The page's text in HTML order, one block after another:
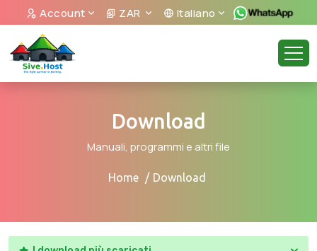
Account ZAR Italiano
Download
Manuali, programmi e altri file
Home Download